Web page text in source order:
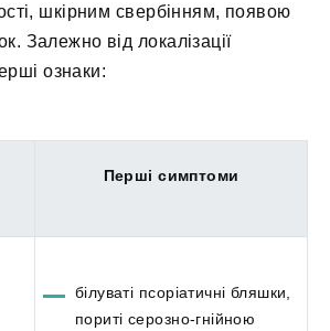
шкірним свербінням, появою
Залежно від локалізації
ознаки:
Перші симптоми
білуваті псоріатичні бляшки,
пориті серозно-гнійною